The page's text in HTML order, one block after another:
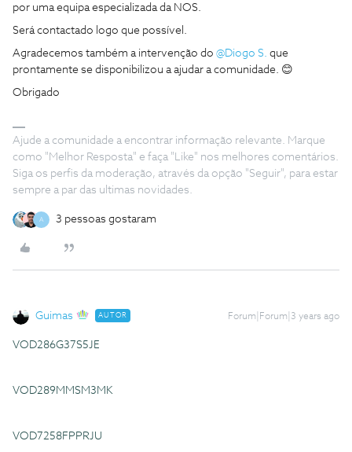
por uma equipa especializada da NOS.
Será contactado logo que possível.
Agradecemos também a intervenção do @Diogo S. que
prontamente se disponibilizou a ajudar a comunidade. 😊
Obrigado
Ajude a comunidade a encontrar informação relevante. Marque
como "Melhor Resposta" e faça "Like" nos melhores comentários.
Siga os perfis da moderação, através da opção "Seguir", para estar
sempre a par das ultimas novidades.
A 3 pessoas gostaram
Guimas AUTOR Forum|Forum|3 years ago
VOD286G37S5JE
VOD289MMSM3MK
VOD7258FPPRJU